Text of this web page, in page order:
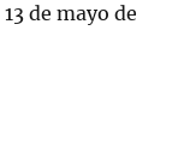
13 de mayo de